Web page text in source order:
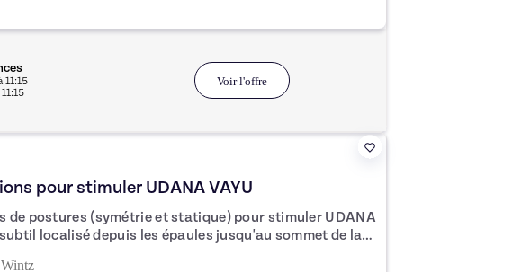
bienveillante et dynamique.
11:15
11:15
Voir l'offre
pour stimuler UDANA VAYU
de postures (symétrie et statique) pour stimuler UDANA
localisé depuis les épaules jusqu'au sommet de la